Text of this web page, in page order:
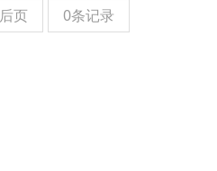
页 0条记录